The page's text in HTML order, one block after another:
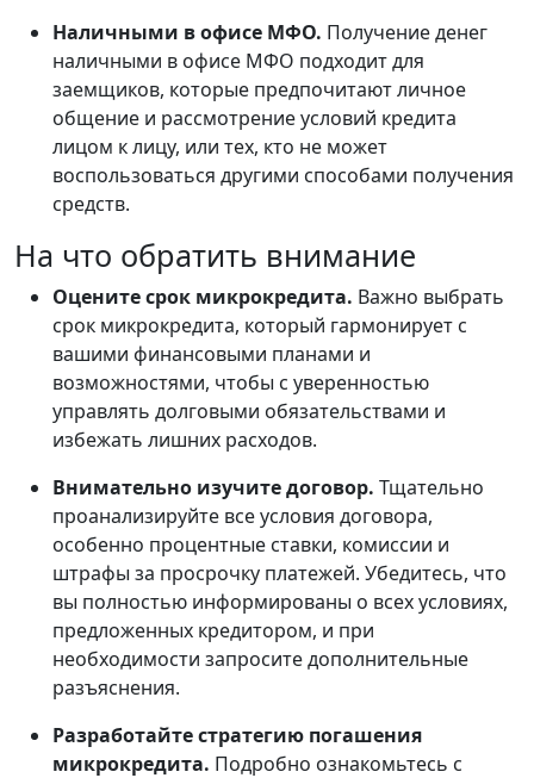
Наличными в офисе МФО. Получение денег
наличными в офисе МФО подходит для
заемщиков, которые предпочитают личное
общение и рассмотрение условий кредита
лицом к лицу, или тех, кто не может
воспользоваться другими способами получения
средств.
На что обратить внимание
Оцените срок микрокредита. Важно выбрать
срок микрокредита, который гармонирует с
вашими финансовыми планами и
возможностями, чтобы с уверенностью
управлять долговыми обязательствами и
избежать лишних расходов.
Внимательно изучите договор. Тщательно
проанализируйте все условия договора,
особенно процентные ставки, комиссии и
штрафы за просрочку платежей. Убедитесь, что
вы полностью информированы о всех условиях,
предложенных кредитором, и при
необходимости запросите дополнительные
разъяснения.
Разработайте стратегию погашения
микрокредита. Подробно ознакомьтесь с